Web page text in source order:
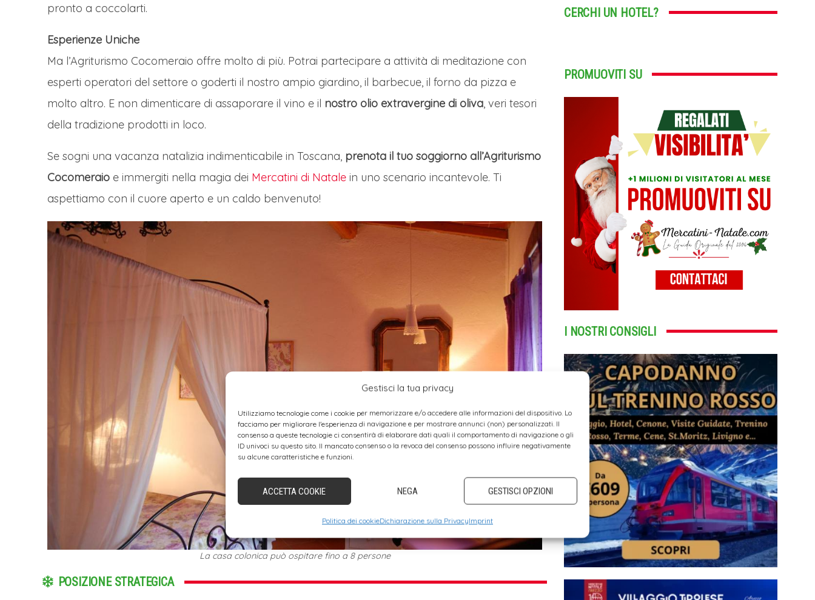
Gestisci la tua privacy
Utilizziamo tecnologie come i cookie per memorizzare e/o accedere alle informazioni del dispositivo. Lo
facciamo per migliorare l'esperienza di navigazione e per mostrare annunci (non) personalizzati. Il
consenso a queste tecnologie ci consentirà di elaborare dati quali il comportamento di navigazione o gli
ID univoci su questo sito. Il mancato consenso o la revoca del consenso possono influire negativamente
su alcune caratteristiche e funzioni.
ACCETTA COOKIE NEGA GESTISCI OPZIONI
Politica dei cookieDichiarazione sulla PrivacyImprint
pronto a coccolarti.
Esperienze Uniche
Ma l’Agriturismo Cocomeraio offre molto di più. Potrai partecipare a attività di meditazione con
esperti operatori del settore o goderti il nostro ampio giardino, il barbecue, il forno da pizza e
molto altro. E non dimenticare di assaporare il vino e il nostro olio extravergine di oliva , veri tesori
della tradizione prodotti in loco.
Se sogni una vacanza natalizia indimenticabile in Toscana, prenota il tuo soggiorno all’Agriturismo
Cocomeraio e immergiti nella magia dei Mercatini di Natale in uno scenario incantevole. Ti
aspettiamo con il cuore aperto e un caldo benvenuto!
La casa colonica può ospitare fino a 8 persone
POSIZIONE STRATEGICA
CERCHI UN HOTEL?
PROMUOVITI SU
I NOSTRI CONSIGLI